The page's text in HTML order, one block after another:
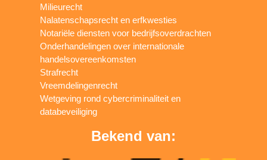
Milieurecht
Nalatenschapsrecht en erfkwesties
Notariële diensten voor bedrijfsoverdrachten
Onderhandelingen over internationale
handelsovereenkomsten
Strafrecht
Vreemdelingenrecht
Wetgeving rond cybercriminaliteit en
databeveiliging
Bekend van: